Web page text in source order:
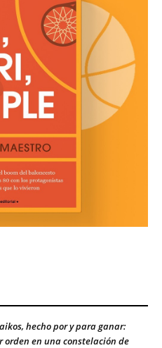
hecho por y para ganar:
orden en una constelación de